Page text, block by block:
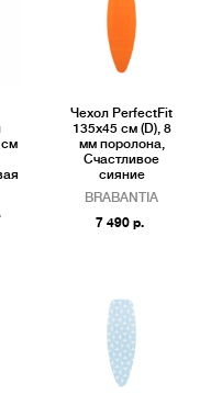
см
Чехол PerfectFit
135x45 см (D), 8
мм поролона,
Счастливое
сияние
BRABANTIA
7 490 р.